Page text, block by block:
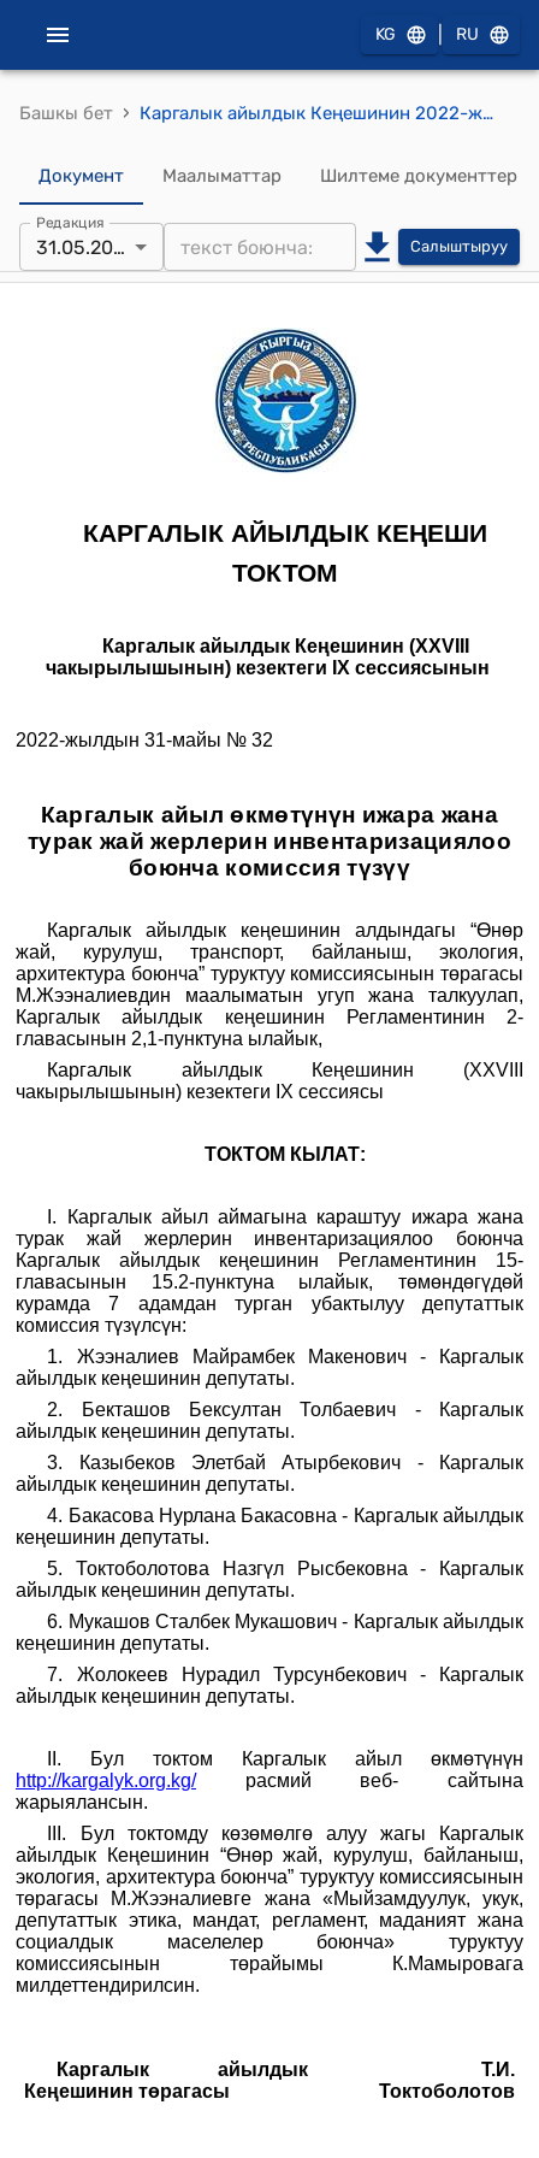
KG RU
Башкы бет › Каргалык айылдык Кеңешинин 2022-жылдын 31-майындагы № 32 "Каргалык айыл өкмөтүнүн ижара жана турак жай жерлерин инвентаризациялоо боюнча комиссия түзүү" токтому
Документ Маалыматтар Шилтеме документтер
Редакция
31.05.2022 Салыштыруу